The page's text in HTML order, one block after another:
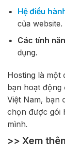
Hệ điều
của website.
Các tính
dụng.
Hosting là một
bạn hoạt động
Việt Nam, bạn
chọn được gói
mình.
>> Xem